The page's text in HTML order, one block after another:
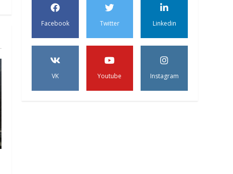
Facebook Twitter Linkedin
VK Youtube Instagram